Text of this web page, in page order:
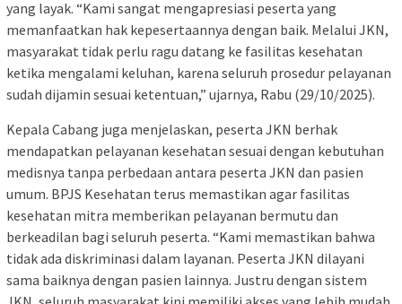
yang layak. “Kami sangat mengapresiasi peserta yang
memanfaatkan hak kepesertaannya dengan baik. Melalui JKN,
masyarakat tidak perlu ragu datang ke fasilitas kesehatan
ketika mengalami keluhan, karena seluruh prosedur pelayanan
sudah dijamin sesuai ketentuan,” ujarnya, Rabu (29/10/2025).
Kepala Cabang juga menjelaskan, peserta JKN berhak
mendapatkan pelayanan kesehatan sesuai dengan kebutuhan
medisnya tanpa perbedaan antara peserta JKN dan pasien
umum. BPJS Kesehatan terus memastikan agar fasilitas
kesehatan mitra memberikan pelayanan bermutu dan
berkeadilan bagi seluruh peserta. “Kami memastikan bahwa
tidak ada diskriminasi dalam layanan. Peserta JKN dilayani
sama baiknya dengan pasien lainnya. Justru dengan sistem